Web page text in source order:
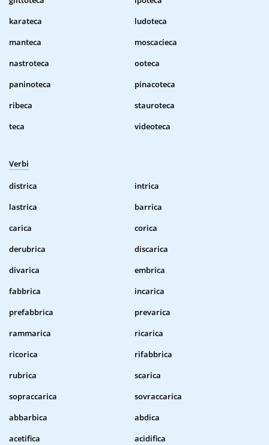
karateca
ludoteca
manteca
moscacieca
nastroteca
ooteca
paninoteca
pinacoteca
ribeca
stauroteca
teca
videoteca
Verbi
districa
intrica
lastrica
barrica
carica
corica
derubrica
discarica
divarica
embrica
fabbrica
incarica
prefabbrica
prevarica
rammarica
ricarica
ricorica
rifabbrica
rubrica
scarica
sopraccarica
sovraccarica
abbarbica
abdica
acetifica
acidifica